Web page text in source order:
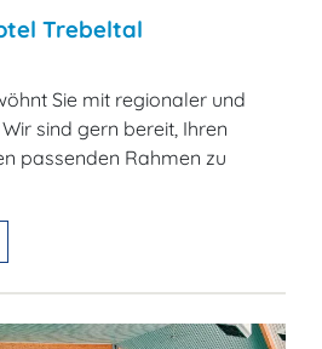
Trebeltal
Sie mit regionaler und
sind gern bereit, Ihren
passenden Rahmen zu